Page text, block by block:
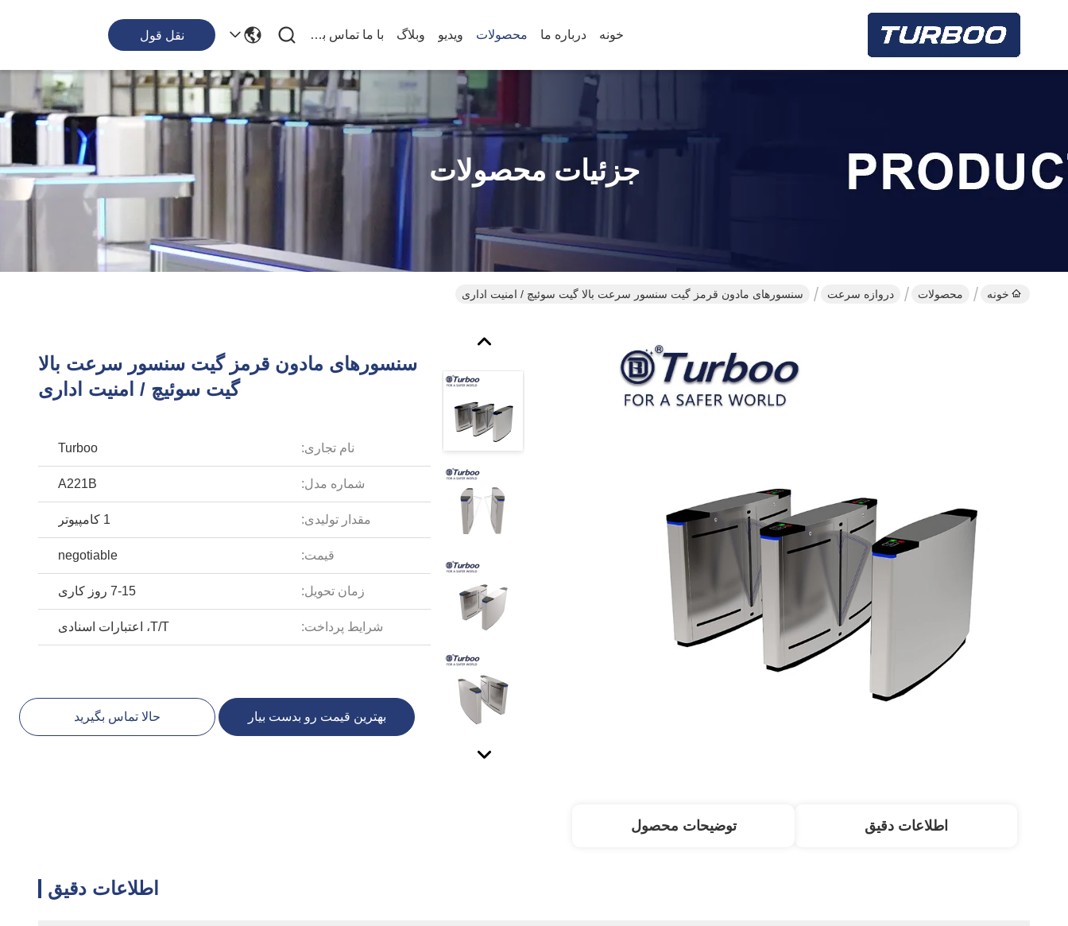
خونه درباره ما محصولات ویدیو وبلاگ با ما تماس بگیرید نقل قول
جزئیات محصولات
خونه محصولات دروازه سرعت سنسورهای مادون قرمز گیت سنسور سرعت بالا گیت سوئیچ / امنیت اداری
سنسورهای مادون قرمز گیت سنسور سرعت بالا
گیت سوئیچ / امنیت اداری
نام تجاری: Turboo
شماره مدل: A221B
مقدار تولیدی: 1 کامپیوتر
قیمت: negotiable
زمان تحویل: 7-15 روز کاری
شرایط پرداخت: T/T، اعتبارات اسنادی
بهترین قیمت رو بدست بیار حالا تماس بگیرید
اطلاعات دقیق توضیحات محصول
اطلاعات دقیق